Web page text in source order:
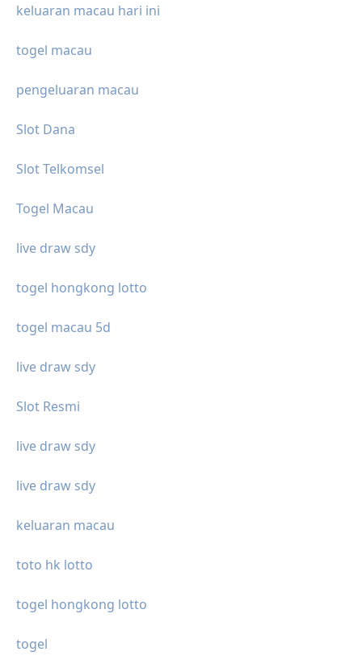
keluaran macau hari ini
togel macau
pengeluaran macau
Slot Dana
Slot Telkomsel
Togel Macau
live draw sdy
togel hongkong lotto
togel macau 5d
live draw sdy
Slot Resmi
live draw sdy
live draw sdy
keluaran macau
toto hk lotto
togel hongkong lotto
togel